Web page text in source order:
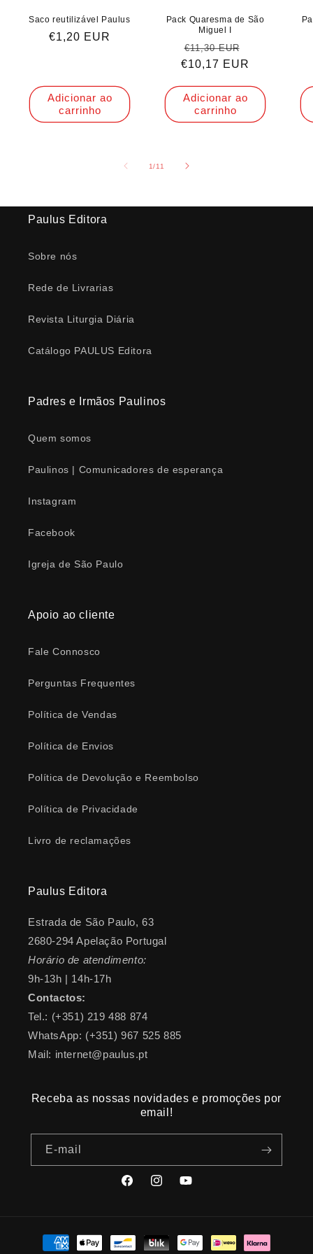
Saco reutilizável Paulus
Preço
€1,20 EUR
Adicionar ao
carrinho
Pack Quaresma de São
Miguel I
Preço
normal
€11,30 EUR
de
€10,17 EUR
Adicionar ao
carrinho
1/de
11
Paulus Editora
Sobre nós
Rede de Livrarias
Revista Liturgia Diária
Catálogo PAULUS Editora
Padres e Irmãos Paulinos
Quem somos
Paulinos | Comunicadores de esperança
Instagram
Facebook
Igreja de São Paulo
Apoio ao cliente
Fale Connosco
Perguntas Frequentes
Política de Vendas
Política de Envios
Política de Devolução e Reembolso
Política de Privacidade
Livro de reclamações
Paulus Editora
Estrada de São Paulo, 63
2680-294 Apelação Portugal
Horário de atendimento:
9h-13h | 14h-17h
Contactos:
Tel.: (+351) 219 488 874
WhatsApp: (+351) 967 525 885
Mail: internet@paulus.pt
Receba as nossas novidades e promoções por
email!
E-mail
FacebookInstagramYouTube
Métodos